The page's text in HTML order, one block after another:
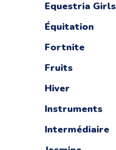
Equestria Girls
Équitation
Fortnite
Fruits
Hiver
Instruments
Intermédiaire